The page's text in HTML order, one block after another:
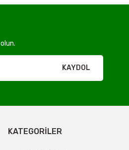
olmadan ücretsiz gönderilir
tabidir.
KAYDOL
KATEGORİLER